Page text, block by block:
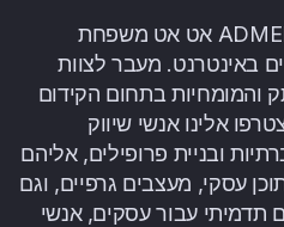
אט אט משפחת ADMEDIA התרחבה לצוות מומחים
באינטרנט. מעבר לצוות
והמומחיות בתחום הקידום
אלינו אנשי שיווק
ובניית פרופילים, אליהם
עסקי, מעצבים גרפיים, וגם
תדמיתי עבור עסקים, אנשי